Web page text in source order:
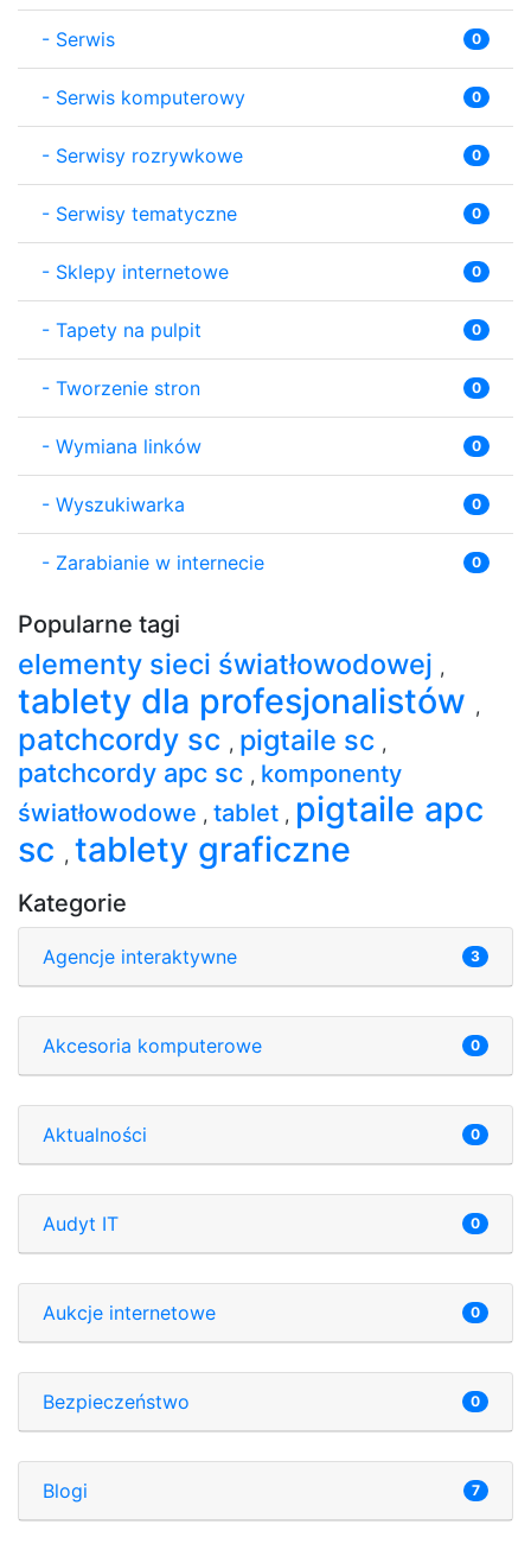
- Serwis 0
- Serwis komputerowy 0
- Serwisy rozrywkowe 0
- Serwisy tematyczne 0
- Sklepy internetowe 0
- Tapety na pulpit 0
- Tworzenie stron 0
- Wymiana linków 0
- Wyszukiwarka 0
- Zarabianie w internecie 0
Popularne tagi
elementy sieci światłowodowej ,
tablety dla profesjonalistów ,
patchcordy sc , pigtaile sc ,
patchcordy apc sc , komponenty
światłowodowe , tablet , pigtaile apc
sc , tablety graficzne
Kategorie
Agencje interaktywne 3
Akcesoria komputerowe 0
Aktualności 0
Audyt IT 0
Aukcje internetowe 0
Bezpieczeństwo 0
Blogi 7